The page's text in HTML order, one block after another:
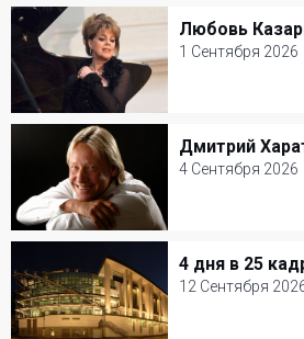
КЗ Чайковского
Классическая музыка
Любовь
1 Сентября 2026
Любовь
1 Сентября 2026
Театр Вахтангова
Классическая музыка
Дмитрий
4 Сентября 2026
Дмитрий
4 Сентября 2026
Джаз-клуб Игоря Бутмана
Популярная музыка
4 дня в 25
12 Сентября
4 дня в 25
12 Сентября 2026